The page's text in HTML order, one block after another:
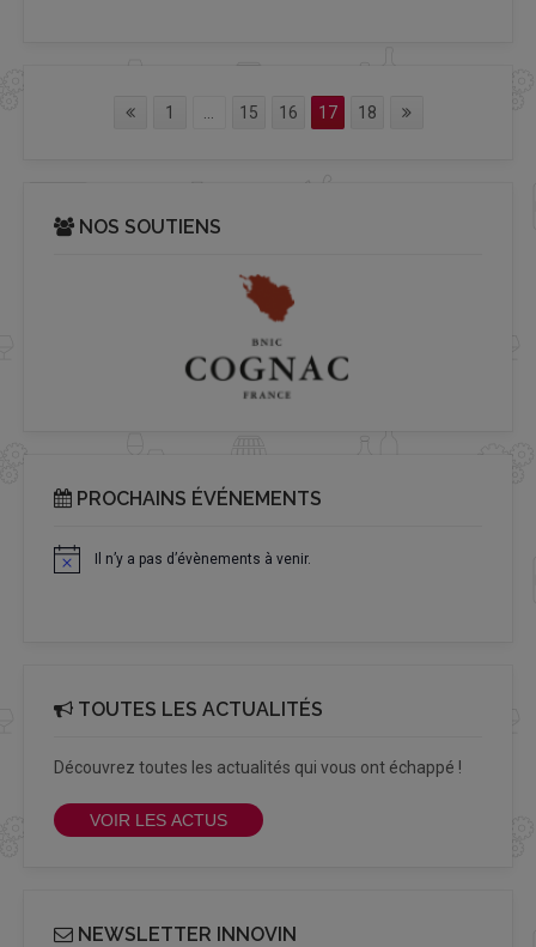
1 15 16 17 18
NOS SOUTIENS
PROCHAINS ÉVÉNEMENTS
Notice Il n’y a pas d’évènements à venir.
TOUTES LES ACTUALITÉS
Découvrez toutes les actualités qui vous ont échappé !
VOIR LES ACTUS
NEWSLETTER INNOVIN